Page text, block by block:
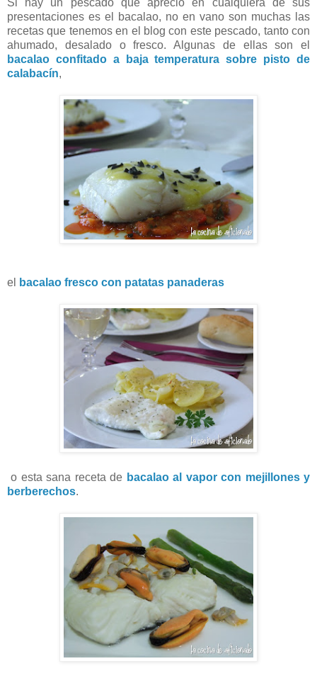
Si hay un pescado que aprecio en cualquiera de sus
presentaciones es el bacalao, no en vano son muchas las
recetas que tenemos en el blog con este pescado, tanto con
ahumado, desalado o fresco. Algunas de ellas son el
bacalao confitado a baja temperatura sobre pisto de
calabacín,
el bacalao fresco con patatas panaderas
o esta sana receta de bacalao al vapor con mejillones y
berberechos.